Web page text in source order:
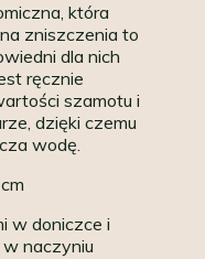
która
zniszczenia to
dla nich
ręcznie
szamotu i
dzięki czemu
wodę.
w doniczce i
naczyniu